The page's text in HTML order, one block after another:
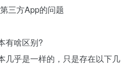
三方App的问题
有啥区别?
几乎是一样的，只是存在以下几